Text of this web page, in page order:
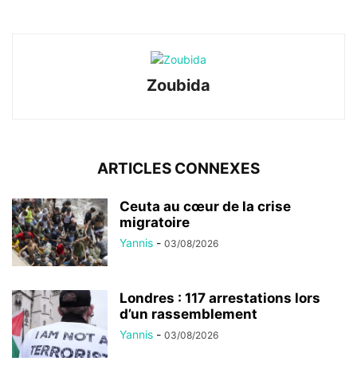
Zoubida
ARTICLES CONNEXES
Ceuta au cœur de la crise
migratoire
Yannis - 03/08/2026
Londres : 117 arrestations lors
d’un rassemblement
Yannis - 03/08/2026